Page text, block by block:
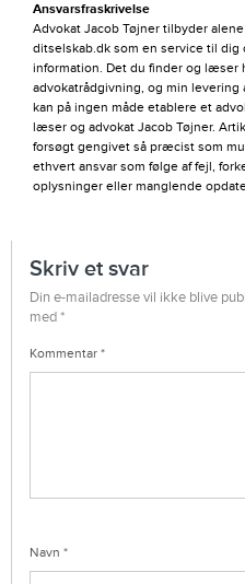
Ansvarsfraskrivelse
Advokat Jacob Tøjner tilbyder
ditselskab.dk som en service til
information. Det du finder og læser
advokatrådgivning, og min
kan på ingen måde etablere et
læser og advokat Jacob Tøjner.
forsøgt gengivet så præcist som
ethvert ansvar som følge af fejl,
oplysninger eller manglende
Skriv et svar
Din e-mailadresse vil ikke blive
med*
Kommentar *
Navn *